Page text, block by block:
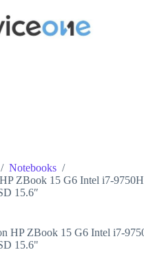
/ Notebooks /
ZBook 15 G6 Intel i7-9750H
15.6″